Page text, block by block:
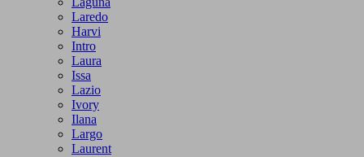
Laredo
Harvi
Intro
Laura
Issa
Lazio
Ivory
Ilana
Largo
Laurent